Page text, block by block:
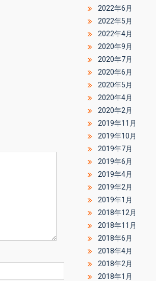
2022年6月
2022年5月
2022年4月
2020年9月
2020年7月
2020年6月
2020年5月
2020年4月
2020年2月
2019年11月
2019年10月
2019年7月
2019年6月
2019年4月
2019年2月
2019年1月
2018年12月
2018年11月
2018年6月
2018年4月
2018年2月
2018年1月